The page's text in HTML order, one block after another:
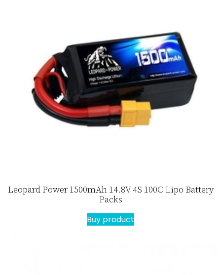
Leopard Power 1500mAh 14.8V 4S 100C Lipo Battery
Packs
Buy product